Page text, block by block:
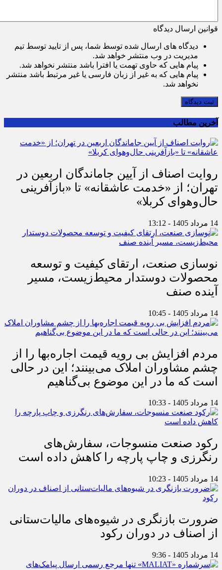
قوانین ارسال دیدگاه
دیدگاه های ارسال شده توسط شما، پس از تایید توسط تیم
مدیریت در وب منتشر خواهد شد.
پیام هایی که حاوی تهمت یا افترا باشد منتشر نخواهد شد.
پیام هایی که به غیر از زبان فارسی یا غیر مرتبط باشد منتشر
نخواهد شد.
ثبت دیدگاه
آخرین مطالب
روایت اصناف از آیین جاماندگان اربعین در
تهران؛ از «خدمت عاشقانه» تا «بازآفرینی
حال‌وهوای کربلا»
14 مرداد 1405 - 13:12
نوسازی صنعت، ارتقای کیفیت و توسعه
محصولات دوستدار محیط‌زیست، مسیر
آینده صنف
14 مرداد 1405 - 10:45
مردم افزایش بی رویه قیمت اجاره‌بها را از
چشم مشاوران املاک می‌بینند؛ این در حالی
است که ما در این موضوع بی‌گناهیم
14 مرداد 1405 - 10:33
رکود صنعت منسوجات، سفارش‌های
رنگرزی و چاپ پارچه را کاهش داده است
14 مرداد 1405 - 10:23
ضرورت بازنگری در شیوه‌های مالیات‌ستانی
از اصناف در دوران رکود
14 مرداد 1405 - 9:36